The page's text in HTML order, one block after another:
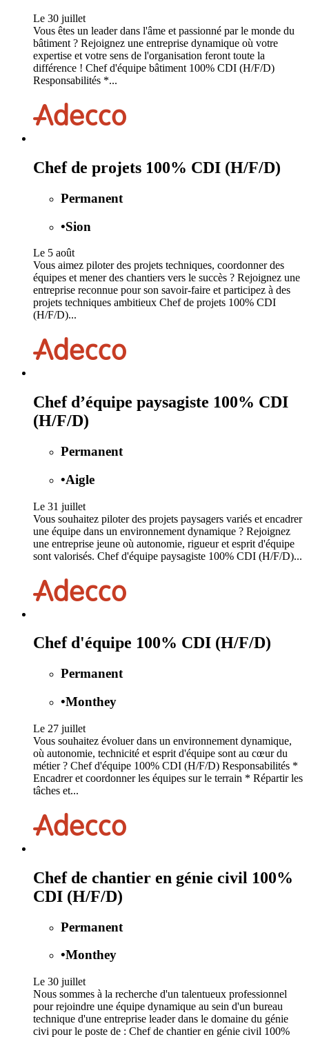
Le 30 juillet
Vous êtes un leader dans l'âme et passionné par le monde du
bâtiment ? Rejoignez une entreprise dynamique où votre
expertise et votre sens de l'organisation feront toute la
différence ! Chef d'équipe bâtiment 100% CDI (H/F/D)
Responsabilités *...
Chef de projets 100% CDI (H/F/D)
Permanent
•Sion
Le 5 août
Vous aimez piloter des projets techniques, coordonner des
équipes et mener des chantiers vers le succès ? Rejoignez une
entreprise reconnue pour son savoir-faire et participez à des
projets techniques ambitieux Chef de projets 100% CDI
(H/F/D)...
Chef d’équipe paysagiste 100% CDI
(H/F/D)
Permanent
•Aigle
Le 31 juillet
Vous souhaitez piloter des projets paysagers variés et encadrer
une équipe dans un environnement dynamique ? Rejoignez
une entreprise jeune où autonomie, rigueur et esprit d'équipe
sont valorisés. Chef d'équipe paysagiste 100% CDI (H/F/D)...
Chef d'équipe 100% CDI (H/F/D)
Permanent
•Monthey
Le 27 juillet
Vous souhaitez évoluer dans un environnement dynamique,
où autonomie, technicité et esprit d'équipe sont au cœur du
métier ? Chef d'équipe 100% CDI (H/F/D) Responsabilités *
Encadrer et coordonner les équipes sur le terrain * Répartir les
tâches et...
Chef de chantier en génie civil 100%
CDI (H/F/D)
Permanent
•Monthey
Le 30 juillet
Nous sommes à la recherche d'un talentueux professionnel
pour rejoindre une équipe dynamique au sein d'un bureau
technique d'une entreprise leader dans le domaine du génie
civi pour le poste de : Chef de chantier en génie civil 100%